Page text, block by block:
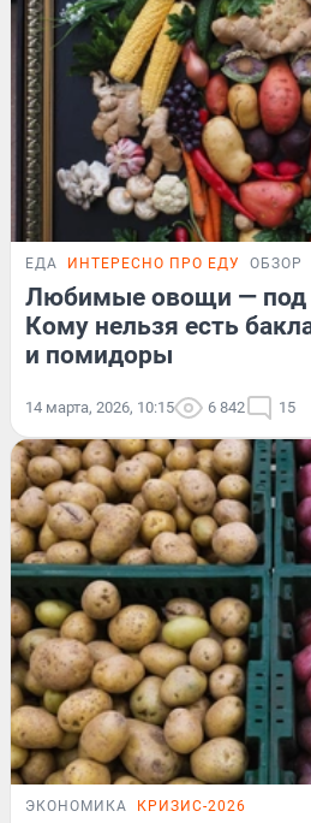
ЕДА ИНТЕРЕСНО ПРО ЕДУ ОБЗОР
Любимые овощи — под
Кому нельзя есть
и помидоры
14 марта, 2026, 10:15 6 842 15
ЭКОНОМИКА КРИЗИС-2026